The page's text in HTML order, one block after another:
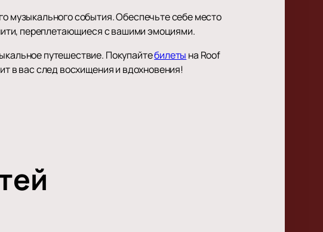
музыкального события. Обеспечьте себе место
переплетающиеся с вашими эмоциями.
путешествие. Покупайтебилеты на Roof
в вас след восхищения и вдохновения!